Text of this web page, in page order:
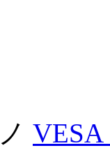
VESA